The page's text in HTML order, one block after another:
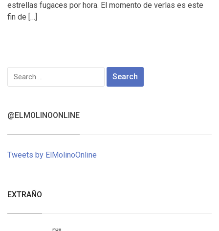
estrellas fugaces por hora. El momento de verlas es este
fin de […]
Search
for:
@ELMOLINOONLINE
Tweets by ElMolinoOnline
EXTRAÑO